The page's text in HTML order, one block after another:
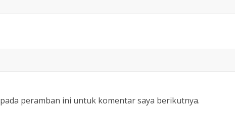
peramban ini untuk komentar saya berikutnya.